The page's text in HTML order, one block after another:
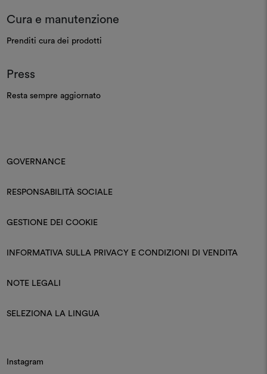
Cura e manutenzione
Prenditi cura dei prodotti
Press
Resta sempre aggiornato
GOVERNANCE
RESPONSABILITÀ SOCIALE
GESTIONE DEI COOKIE
INFORMATIVA SULLA PRIVACY E CONDIZIONI DI VENDITA
NOTE LEGALI
SELEZIONA LA LINGUA
Instagram